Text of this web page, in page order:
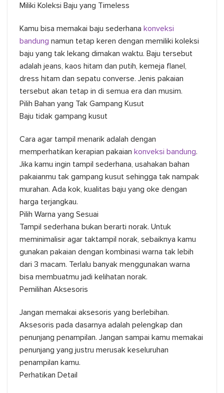
Miliki Koleksi Baju yang Timeless
Kamu bisa memakai baju sederhana konveksi
bandung namun tetap keren dengan memiliki koleksi
baju yang tak lekang dimakan waktu. Baju tersebut
adalah jeans, kaos hitam dan putih, kemeja flanel,
dress hitam dan sepatu converse. Jenis pakaian
tersebut akan tetap in di semua era dan musim.
Pilih Bahan yang Tak Gampang Kusut
Baju tidak gampang kusut
Cara agar tampil menarik adalah dengan
memperhatikan kerapian pakaian konveksi bandung.
Jika kamu ingin tampil sederhana, usahakan bahan
pakaianmu tak gampang kusut sehingga tak nampak
murahan. Ada kok, kualitas baju yang oke dengan
harga terjangkau.
Pilih Warna yang Sesuai
Tampil sederhana bukan berarti norak. Untuk
meminimalisir agar taktampil norak, sebaiknya kamu
gunakan pakaian dengan kombinasi warna tak lebih
dari 3 macam. Terlalu banyak menggunakan warna
bisa membuatmu jadi kelihatan norak.
Pemilihan Aksesoris
Jangan memakai aksesoris yang berlebihan.
Aksesoris pada dasarnya adalah pelengkap dan
penunjang penampilan. Jangan sampai kamu memakai
penunjang yang justru merusak keseluruhan
penampilan kamu.
Perhatikan Detail